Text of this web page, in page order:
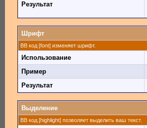
Результат
Шрифт
BB код [font] изменяет шрифт.
Использование
Пример
Результат
Выделение
BB код [highlight] позволяет выделить ваш текст.